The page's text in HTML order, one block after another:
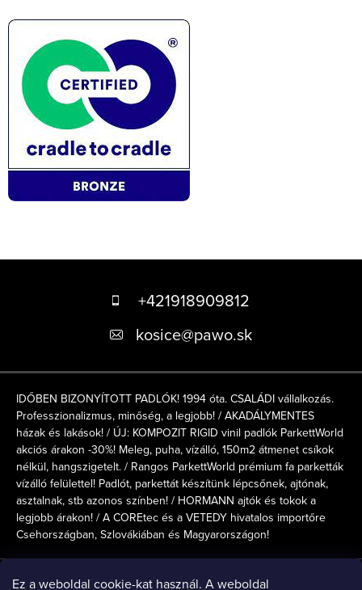
Ez a weboldal cookie-kat használ. A weboldal
é
+421918909812
kosice@pawo.sk
IDŐBEN BIZONYÍTOTT PADLÓK! 1994 óta. CSALÁDI vállalkozás.
Professzionalizmus, minőség, a legjobb! / AKADÁLYMENTES
házak és lakások! / ÚJ: KOMPOZIT RIGID vinil padlók ParkettWorld
akciós árakon -30%! Meleg, puha, vízálló, 150m2 átmenet csíkok
nélkül, hangszigetelt. / Rangos ParkettWorld prémium fa parketták
vízálló felülettel! Padlót, parkettát készítünk lépcsőnek, ajtónak,
asztalnak, stb azonos színben! / HORMANN ajtók és tokok a
legjobb árakon! / A COREtec és a VETEDY hivatalos importőre
Csehországban, Szlovákiában és Magyarországon!
Online fizetési lehetőséget biztosítunk